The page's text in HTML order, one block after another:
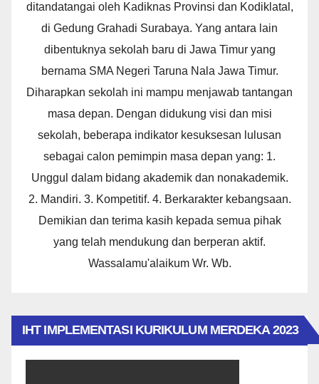
ditandatangai oleh Kadiknas Provinsi dan Kodiklatal,
di Gedung Grahadi Surabaya. Yang antara lain
dibentuknya sekolah baru di Jawa Timur yang
bernama SMA Negeri Taruna Nala Jawa Timur.
Diharapkan sekolah ini mampu menjawab tantangan
masa depan. Dengan didukung visi dan misi
sekolah, beberapa indikator kesuksesan lulusan
sebagai calon pemimpin masa depan yang: 1.
Unggul dalam bidang akademik dan nonakademik.
2. Mandiri. 3. Kompetitif. 4. Berkarakter kebangsaan.
Demikian dan terima kasih kepada semua pihak
yang telah mendukung dan berperan aktif.
Wassalamu'alaikum Wr. Wb.
IHT IMPLEMENTASI KURIKULUM MERDEKA 2023